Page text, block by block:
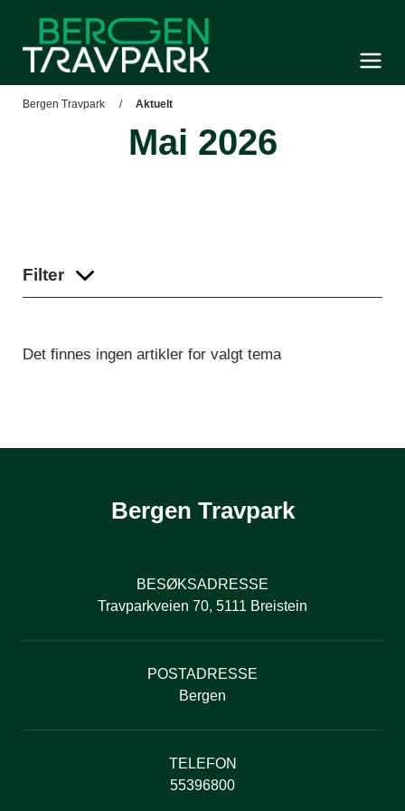
Bergen Travpark Aktuelt
Mai 2026
Filter
Det finnes ingen artikler for valgt tema
Bergen Travpark
BESØKSADRESSE
Travparkveien 70, 5111 Breistein
POSTADRESSE
Bergen
TELEFON
55396800